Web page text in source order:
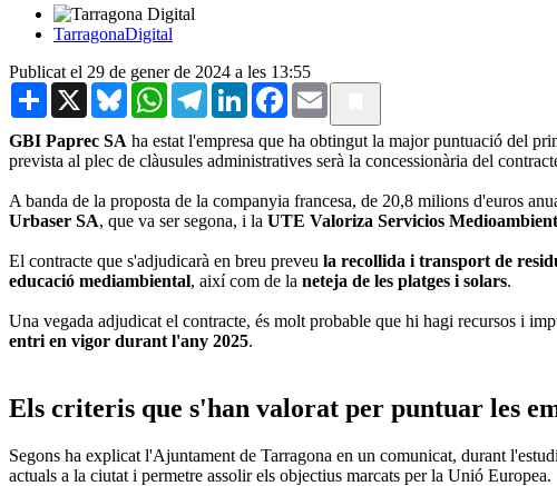
TarragonaDigital
Publicat el 29 de gener de 2024 a les 13:55
Share X BlueskyWhatsAppTelegramLinkedInFacebook
Email
GBI Paprec SA ha estat l'empresa que ha obtingut la major puntuació del
prevista al plec de clàusules administratives serà la concessionària del
A banda de la proposta de la companyia francesa, de 20,8 milions d'euros
Urbaser SA, que va ser segona, i la UTE Valoriza Servicios
El contracte que s'adjudicarà en breu preveu la recollida i transport de
educació mediambiental, així com de la neteja de les platges i solars.
Una vegada adjudicat el contracte, és molt probable que hi hagi recursos i
entri en vigor durant l'any 2025.
Els criteris que s'han valorat per puntuar les
Segons ha explicat l'Ajuntament de Tarragona en un comunicat, durant
actuals a la ciutat i permetre assolir els objectius marcats per la Unió Europea.